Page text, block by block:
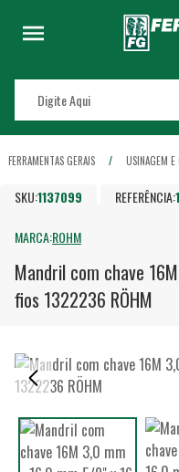
FERRAMENTAS GERAIS USINAGEM E
SKU:1137099 REFERÊNCIA:
MARCA:ROHM
Mandril com chave
fios 1322236 RÖHM